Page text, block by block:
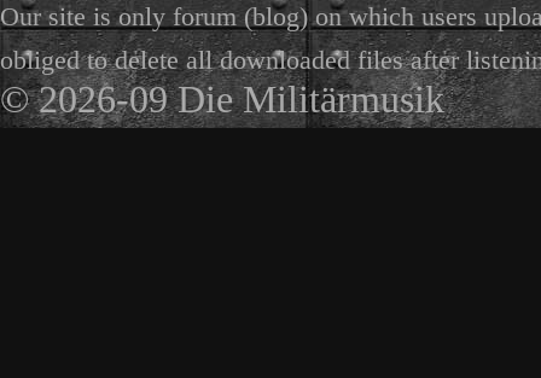
Our site is only forum (blog) on which users
obliged to delete all downloaded files after
© 2026-09 Die Militärmusik